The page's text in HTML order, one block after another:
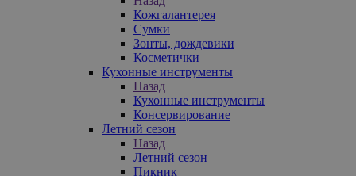
Кожгалантерея
Сумки
Зонты, дождевики
Косметички
Кухонные инструменты
Назад
Кухонные инструменты
Консервирование
Летний сезон
Назад
Летний сезон
Пикник